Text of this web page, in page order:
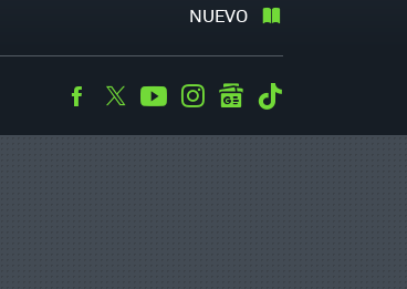
NUEVO
Facebook
TwitterYoutubeInstagramgooglenews